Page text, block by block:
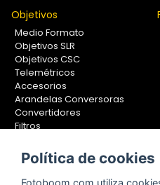
Objetivos
Medio Formato
Objetivos SLR
Objetivos CSC
Telemétricos
Accesorios
Arandelas Conversoras
Convertidores
Filtros
Calibradores
Soportes Fotografía
Política de cookies
Fotoboom.com utiliza